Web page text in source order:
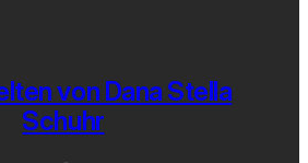
von Dana Stella
Schuhr